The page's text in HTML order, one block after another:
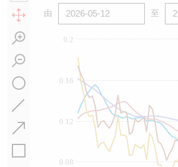
由 至
0.08
0.12
0.16
0.2